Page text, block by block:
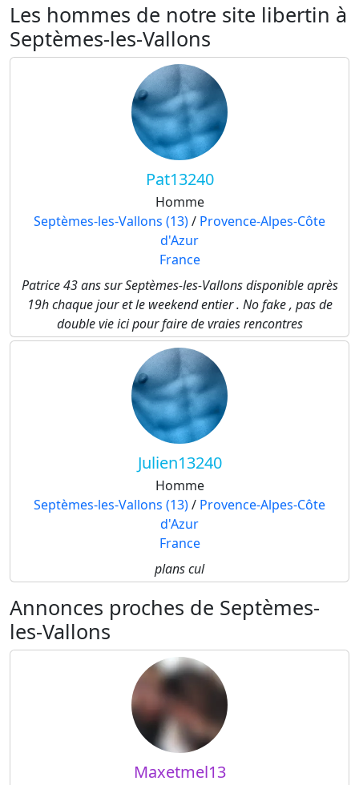
Les hommes de notre site libertin à
Septèmes-les-Vallons
Pat13240
Homme
Septèmes-les-Vallons (13)/ Provence-Alpes-Côte
d'Azur
France
Patrice 43 ans sur Septèmes-les-Vallons disponible après
19h chaque jour et le weekend entier . No fake , pas de
double vie ici pour faire de vraies rencontres
Julien13240
Homme
Septèmes-les-Vallons (13)/ Provence-Alpes-Côte
d'Azur
France
plans cul
Annonces proches de Septèmes-
les-Vallons
Maxetmel13